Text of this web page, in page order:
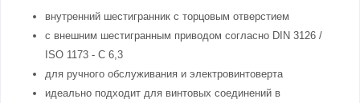
внутренний шестигранник с торцовым отверстием
с внешним шестигранным приводом согласно DIN 3126 /
ISO 1173 - C 6,3
для ручного обслуживания и электровинтоверта
идеально подходит для винтовых соединений в